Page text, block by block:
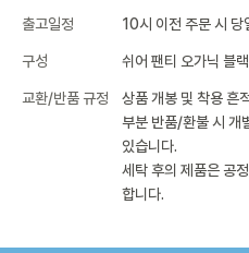
출고일정 10시 이전 주문 시 당
구성 쉬어 팬티 오가닉 블
교환/반품 규정
상품 개봉 및 착용 흔
부분 반품/환불 시 개
있습니다.
세탁 후의 제품은 공
합니다.